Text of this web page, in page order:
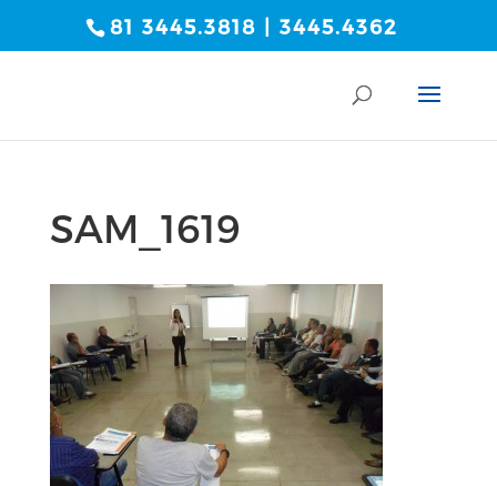
81 3445.3818 | 3445.4362
SAM_1619